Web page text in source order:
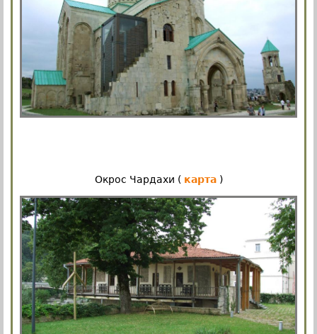
Окрос Чардахи ( карта )